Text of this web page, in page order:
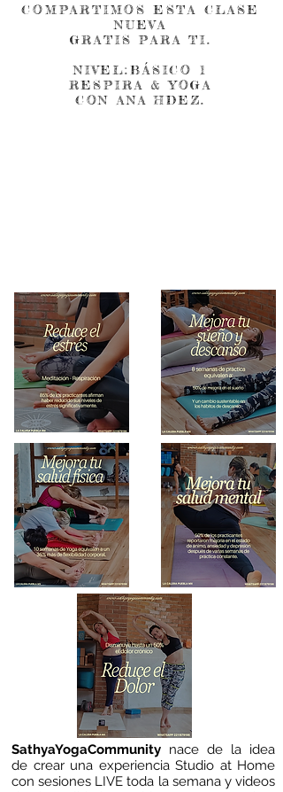
COMPARTIMOS ESTA CLASE
NUEVA
GRATIS PARA TI.
NIVEL:BÁSICO 1
RESPIRA & YOGA
CON ANA HDEZ.
SathyaYogaCommunity nace de la idea
de crear una experiencia Studio at Home
con sesiones LIVE toda la semana y videos